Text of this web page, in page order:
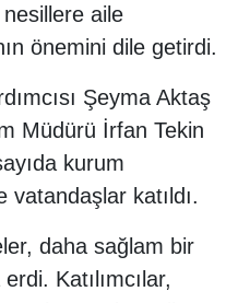
aile
önemini dile getirdi.
Şeyma Aktaş
Müdürü İrfan Tekin
kurum
katıldı.
daha sağlam bir
Katılımcılar,